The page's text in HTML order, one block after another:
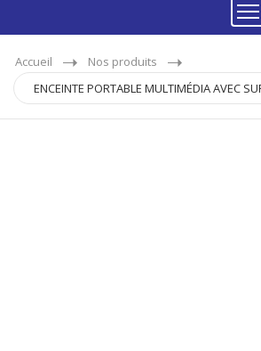
Accueil
Nos produits
ENCEINTE PORTABLE MULTIMÉDIA AVEC
SMARTPHONE TOKAI